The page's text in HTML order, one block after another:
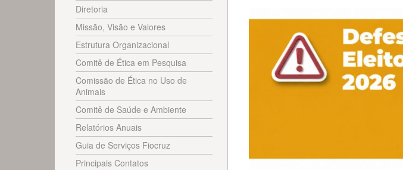
Diretoria
Missão, Visão e Valores
Estrutura Organizacional
Comitê de Ética em Pesquisa
Comissão de Ética no Uso de
Animais
Comitê de Saúde e Ambiente
Relatórios Anuais
Guia de Serviços Fiocruz
Principais Contatos